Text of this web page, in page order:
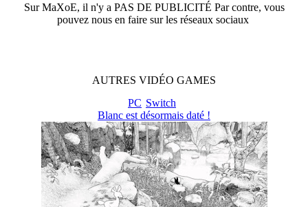
SurMaXoE, il n'y a PAS DE PUBLICITÉ Par contre, vous
pouvez nous en faire sur les réseaux sociaux
AUTRES VIDÉO GAMES
PC Switch
Blanc est désormais daté !